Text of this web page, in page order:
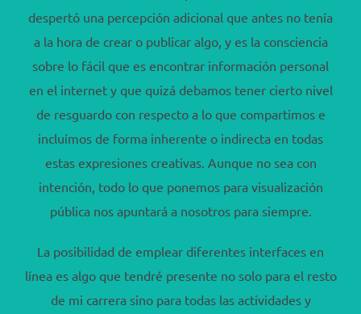
despertó una percepción adicional que antes no tenía
a la hora de crear o publicar algo, y es la consciencia
sobre lo fácil que es encontrar información personal
en el internet y que quizá debamos tener cierto nivel
de resguardo con respecto a lo que compartimos e
incluímos de forma inherente o indirecta en todas
estas expresiones creativas. Aunque no sea con
intención, todo lo que ponemos para visualización
pública nos apuntará a nosotros para siempre.
La posibilidad de emplear diferentes interfaces en
línea es algo que tendré presente no solo para el resto
de mi carrera sino para todas las actividades y